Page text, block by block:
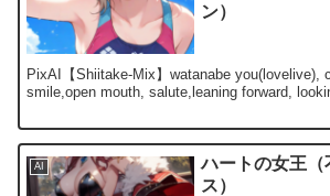
ン）
PixAI【Shiitake-Mix】watanabe you(lovelive),
smile,open mouth, salute,leaning forward,
AI
ハートの女王（
ス）